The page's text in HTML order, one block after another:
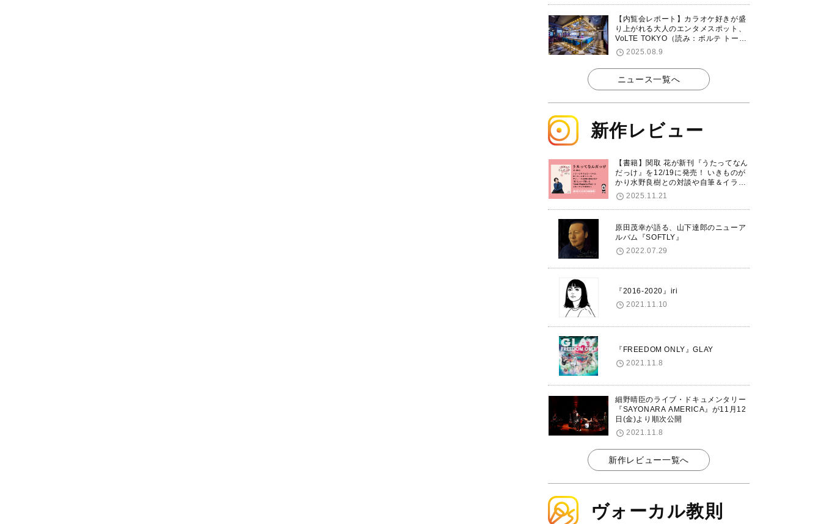
【内覧会レポート】カラオケ好きが盛
り上がれる大人のエンタメスポット、
VoLTE TOKYO（読み：ボルテ トーキ
ョー）が東京・品川に8/8グランドオ
ープン！
2025.08.9
ニュース一覧へ
新作レビュー
【書籍】関取 花が新刊『うたってなん
だっけ』を12/19に発売！ いきものが
かり水野良樹との対談や自筆＆イラス
トで綴る自分史も掲載。さらに自身の
誕生日12/18に渋谷で出版記念イベン
トを開催！
2025.11.21
原田茂幸が語る、山下達郎のニューア
ルバム『SOFTLY』
2022.07.29
『2016-2020』iri
2021.11.10
『FREEDOM ONLY』GLAY
2021.11.8
細野晴臣のライブ・ドキュメンタリー
『SAYONARA AMERICA』が11月12
日(金)より順次公開
2021.11.8
新作レビュー一覧へ
ヴォーカル教則